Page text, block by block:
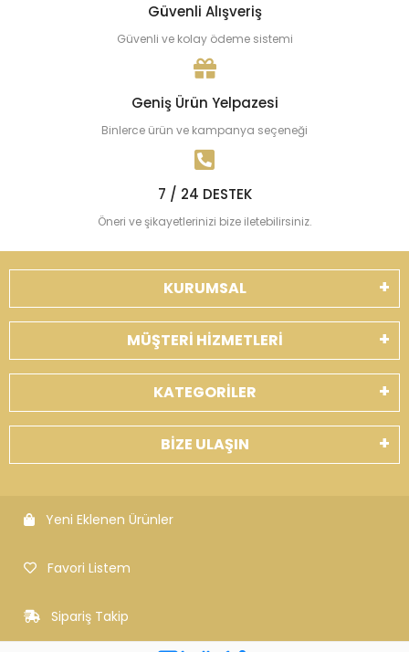
Güvenli Alışveriş
Güvenli ve kolay ödeme sistemi
Geniş Ürün Yelpazesi
Binlerce ürün ve kampanya seçeneği
7 / 24 DESTEK
Öneri ve şikayetlerinizi bize iletebilirsiniz.
KURUMSAL
MÜŞTERİ HİZMETLERİ
KATEGORİLER
BİZE ULAŞIN
Yeni Eklenen Ürünler
Favori Listem
Sipariş Takip